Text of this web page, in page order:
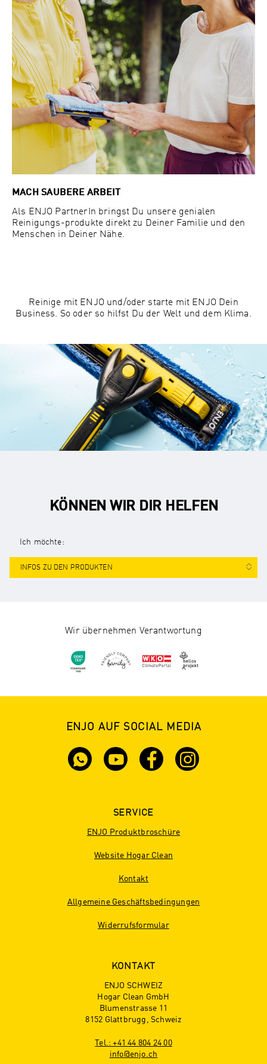
MACH SAUBERE ARBEIT
Als ENJO PartnerIn bringst Du unsere genialen
Reinigungs-produkte direkt zu Deiner Familie und den
Menschen in Deiner Nähe.
Reinige mit ENJO und/oder starte mit ENJO Dein
Business. So oder so hilfst Du der Welt und dem Klima.
KÖNNEN WIR DIR HELFEN
Ich möchte:
INFOS ZU DEN PRODUKTEN
Wir übernehmen Verantwortung
ENJO AUF SOCIAL MEDIA
SERVICE
ENJO Produktbroschüre
Website Hogar Clean
Kontakt
Allgemeine Geschäftsbedingungen
Widerrufsformular
KONTAKT
ENJO SCHWEIZ
Hogar Clean GmbH
Blumenstrasse 11
8152 Glattbrugg, Schweiz
Tel.: +41 44 804 24 00
info@enjo.ch